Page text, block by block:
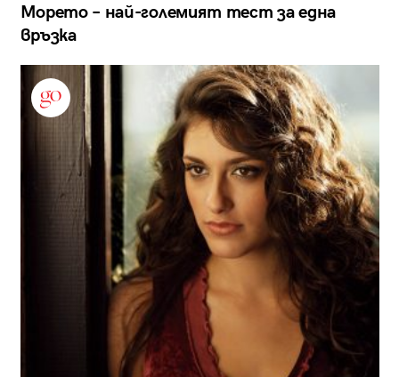
Морето – най-големият тест за една
връзка